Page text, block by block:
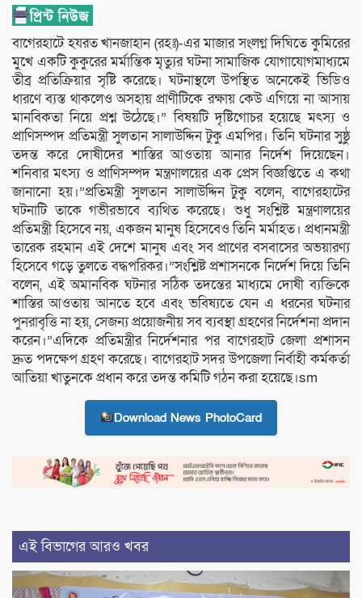
বাগেরহাটে হযরত খানজাহান (রহঃ)-এর মাজার সংলগ্ন দিঘিতে কুমিরের
মুখে একটি কুকুরের মর্মান্তিক মৃত্যুর ঘটনা সামাজিক যোগাযোগমাধ্যমে
তীব্র প্রতিক্রিয়ার সৃষ্টি করেছে। ঘটনাস্থলে উপস্থিত অনেকেই ভিডিও
ধারণে ব্যস্ত থাকলেও অসহায় প্রাণীটিকে রক্ষায় কেউ এগিয়ে না আসায়
মানবিকতা নিয়ে প্রশ্ন উঠেছে।” বিষয়টি দৃষ্টিগোচর হয়েছে মৎস্য ও
প্রাণিসম্পদ প্রতিমন্ত্রী সুলতান সালাউদ্দিন টুকু এমপির। তিনি ঘটনার সুষ্ঠু
তদন্ত করে দোষীদের শাস্তির আওতায় আনার নির্দেশ দিয়েছেন।
শনিবার মৎস্য ও প্রাণিসম্পদ মন্ত্রণালয়ের এক প্রেস বিজ্ঞপ্তিতে এ কথা
জানানো হয়।”প্রতিমন্ত্রী সুলতান সালাউদ্দিন টুকু বলেন, বাগেরহাটের
ঘটনাটি তাকে গভীরভাবে ব্যথিত করেছে। শুধু সংশ্লিষ্ট মন্ত্রণালয়ের
প্রতিমন্ত্রী হিসেবে নয়, একজন মানুষ হিসেবেও তিনি মর্মাহত। প্রধানমন্ত্রী
তারেক রহমান এই দেশে মানুষ এবং সব প্রাণের বসবাসের অভয়ারণ্য
হিসেবে গড়ে তুলতে বদ্ধপরিকর।”সংশ্লিষ্ট প্রশাসনকে নির্দেশ দিয়ে তিনি
বলেন, এই অমানবিক ঘটনার সঠিক তদন্তের মাধ্যমে দোষী ব্যক্তিকে
শাস্তির আওতায় আনতে হবে এবং ভবিষ্যতে যেন এ ধরনের ঘটনার
পুনরাবৃত্তি না হয়, সেজন্য প্রয়োজনীয় সব ব্যবস্থা গ্রহণের নির্দেশনা প্রদান
করেন।”এদিকে প্রতিমন্ত্রীর নির্দেশনার পর বাগেরহাট জেলা প্রশাসন
দ্রুত পদক্ষেপ গ্রহণ করেছে। বাগেরহাট সদর উপজেলা নির্বাহী কর্মকর্তা
আতিয়া খাতুনকে প্রধান করে তদন্ত কমিটি গঠন করা হয়েছে।sm
Download News PhotoCard
এই বিভাগের আরও খবর